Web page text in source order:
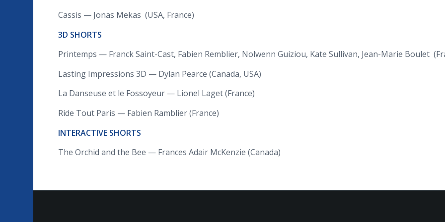
Cassis — Jonas Mekas (USA, France)
3D SHORTS
Printemps — Franck Saint-Cast, Fabien Remblier, Nolwenn Guiziou, Kate Sullivan, Jean-Marie Boulet
Lasting Impressions 3D — Dylan Pearce (Canada, USA)
La Danseuse et le Fossoyeur — Lionel Laget (France)
Ride Tout Paris — Fabien Ramblier (France)
INTERACTIVE SHORTS
The Orchid and the Bee — Frances Adair McKenzie (Canada)